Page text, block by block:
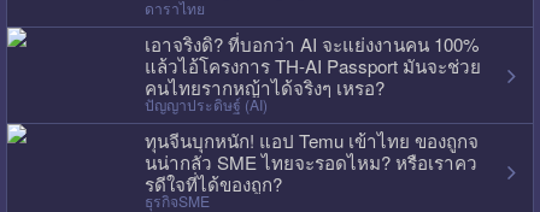
ดาราไทย
เอาจริงดิ? ที่บอกว่า AI จะแย่งงานคน 100%
แล้วไอ้โครงการ TH-AI Passport มันจะช่วย
คนไทยรากหญ้าได้จริงๆ เหรอ?
ปัญญาประดิษฐ์ (AI)
ทุนจีนบุกหนัก! แอป Temu เข้าไทย ของถูกจ
นน่ากลัว SME ไทยจะรอดไหม? หรือเราคว
รดีใจที่ได้ของถูก?
ธุรกิจSME